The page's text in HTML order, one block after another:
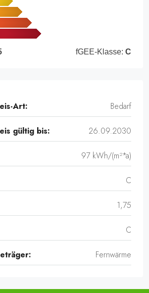
fGEE-Klasse: C
Art: Bedarf
gültig bis: 26.09.2030
97 kWh/(m²*a)
C
1,75
C
Fernwärme